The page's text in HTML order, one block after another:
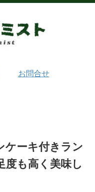
お問合せ
ケーキ付きラン
度も高く美味し